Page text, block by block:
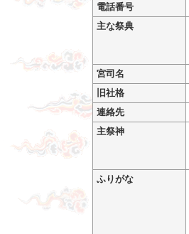
電話番号
主な祭典
宮司名
旧社格
連絡先
主祭神
ふりがな